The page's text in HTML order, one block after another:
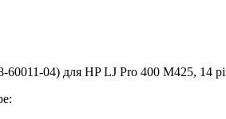
04) для HP LJ Pro 400 M425, 14